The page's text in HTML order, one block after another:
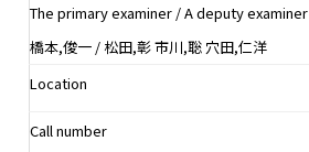
The primary examiner / A deputy examiner
橋本,俊一 / 松田,彰 市川,聡 穴田,仁洋
Location
Call number